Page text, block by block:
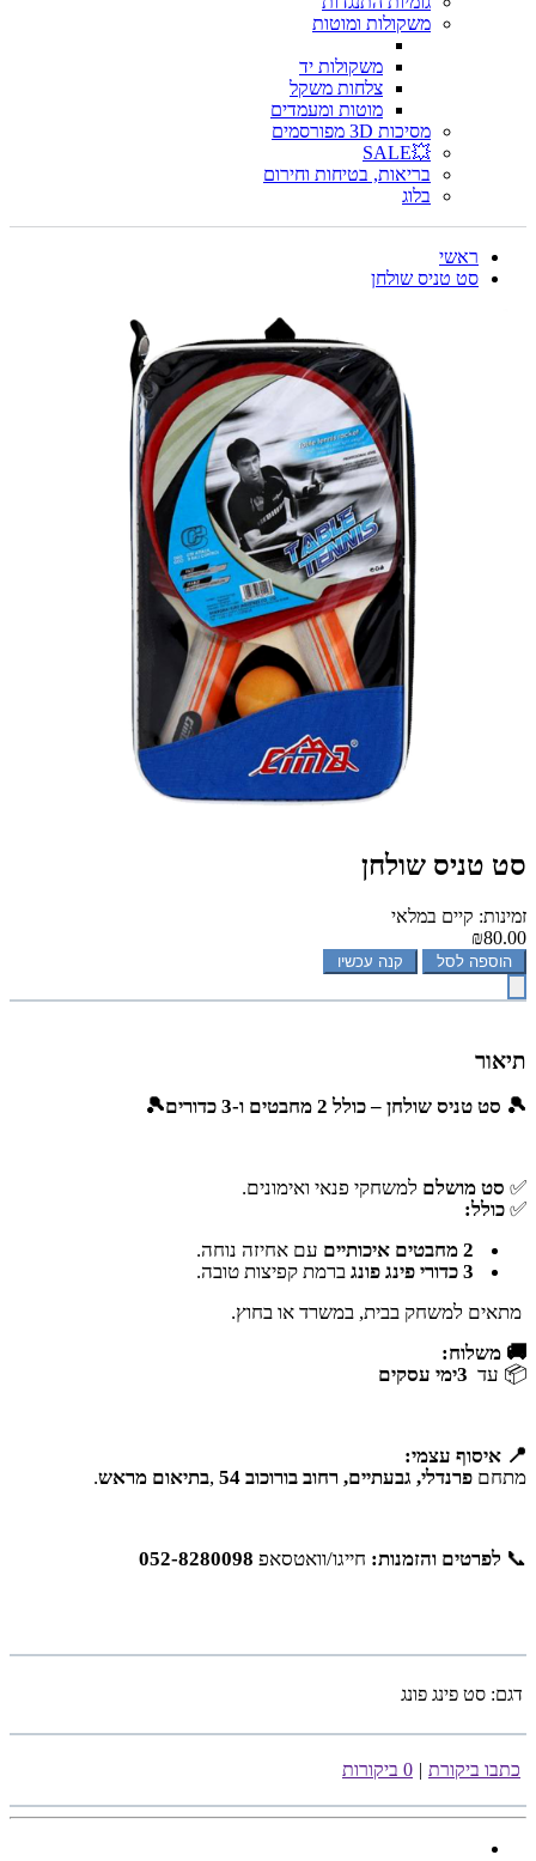
משקולות ומוטות
משקולות יד
צלחות משקל
מוטות ומעמדים
מסיכות 3D מפורסמים
💥SALE
בריאות, בטיחות וחירום
בלוג
ראשי
סט טניס שולחן
סט טניס שולחן
זמינות: קיים במלאי
₪80.00
הוספה לסל קנה עכשיו
תיאור
🎾 סט טניס שולחן – כולל 2 מחבטים ו-3 כדורים 🎾
✅ סט מושלם למשחקי פנאי ואימונים.
✅ כולל:
2 מחבטים איכותיים עם אחיזה נוחה.
3 כדורי פינג פונג ברמת קפיצות טובה.
מתאים למשחק בבית, במשרד או בחוץ.
🚚 משלוח:
📦 עד 3ימי עסקים
📍 איסוף עצמי:
מתחם פרנדלי, גבעתיים, רחוב בורוכוב 54 ,בתיאום מראש.
📞 לפרטים והזמנות: חייגו/וואטסאפ 052-8280098
דגם: סט פינג פונג
כתבו ביקורת | 0 ביקורות